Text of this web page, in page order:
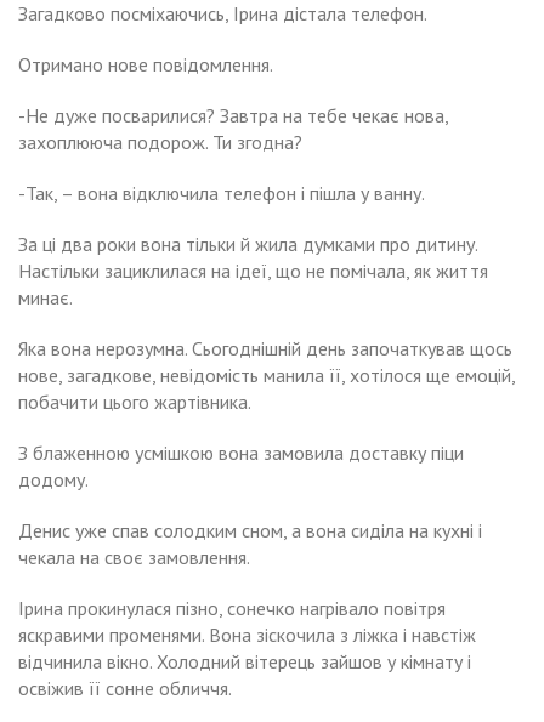
Загадково посміхаючись, Ірина дістала телефон.
Отримано нове повідомлення.
-Не дуже посварилися? Завтра на тебе чекає нова,
захоплююча подорож. Ти згодна?
-Так, – вона відключила телефон і пішла у ванну.
За ці два роки вона тільки й жила думками про дитину.
Настільки зациклилася на ідеї, що не помічала, як життя
минає.
Яка вона нерозумна. Сьогоднішній день започаткував щось
нове, загадкове, невідомість манила її, хотілося ще емоцій,
побачити цього жартівника.
З блаженною усмішкою вона замовила доставку піци
додому.
Денис уже спав солодким сном, а вона сиділа на кухні і
чекала на своє замовлення.
Ірина прокинулася пізно, сонечко нагрівало повітря
яскравими променями. Вона зіскочила з ліжка і навстіж
відчинила вікно. Холодний вітерець зайшов у кімнату і
освіжив її сонне обличчя.